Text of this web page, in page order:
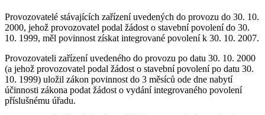
Provozovatelé stávajících zařízení uvedených do provozu do 30. 10.
2000, jehož provozovatel podal žádost o stavební povolení do 30.
10. 1999, měl povinnost získat integrované povolení k 30. 10. 2007.
Provozovateli zařízení uvedeného do provozu po datu 30. 10. 2000
(a jehož provozovatel podal žádost o stavební povolení po datu 30.
10. 1999) uložil zákon povinnost do 3 měsíců ode dne nabytí
účinnosti zákona podat žádost o vydání integrovaného povolení
příslušnému úřadu.